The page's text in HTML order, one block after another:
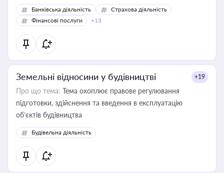
Банківська діяльність
Страхова діяльність
Фінансові послуги
+13
Земельні відносини у будівництві +19
Про що тема: Тема охоплює правове регулювання
підготовки, здійснення та введення в експлуатацію
об’єктів будівництва
Будівельна діяльність